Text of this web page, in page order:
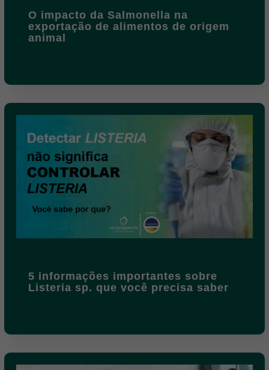
O impacto da Salmonella na
exportação de alimentos de origem
animal
5 informações importantes sobre
Listeria sp. que você precisa saber